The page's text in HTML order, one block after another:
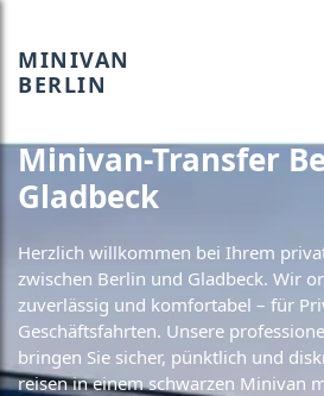
MINIVAN
BERLIN
Minivan-Transfer
Gladbeck
Herzlich willkommen bei Ihrem
zwischen Berlin und Gladbeck. Wir
zuverlässig und komfortabel – für
Geschäftsfahrten. Unsere
bringen Sie sicher, pünktlich und
reisen in einem schwarzen Minivan